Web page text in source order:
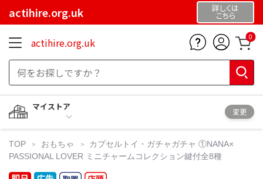
actihire.org.uk 詳しくは
こちら
actihire.org.uk 0
マイストア
変更
TOP おもちゃ カプセルトイ・ガチャガチャ ①NANA×
PASSIONAL LOVER ミニチャームコレクション鍵付全8種